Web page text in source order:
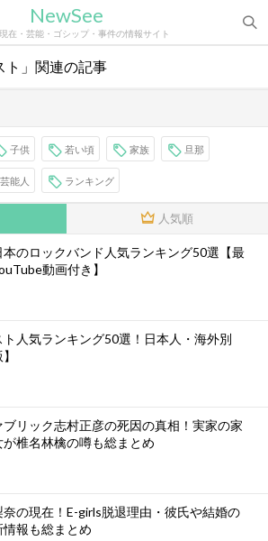
NewSee
在・芸能・ゴシップ・事件の情報サイト
ト」関連の記事
子供 若い頃 家族 旦那
芸能人 ランキング
人気順
本のロックバンド人気ランキング50選【最
動画付き】
ト人気ランキング50選！日本人・海外別
ブリック志村正彦の死因の真相！実家の家
椎名林檎の噂も総まとめ
奈の現在！E-girls脱退理由・彼氏や結婚の
報も総まとめ